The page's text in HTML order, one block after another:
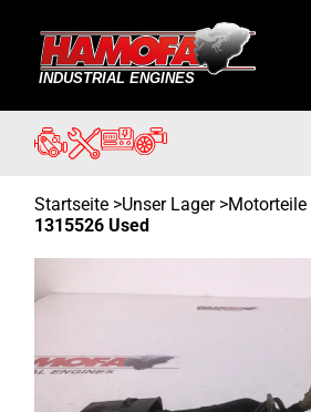
Startseite >Unser Lager>Motorteile
1315526 Used